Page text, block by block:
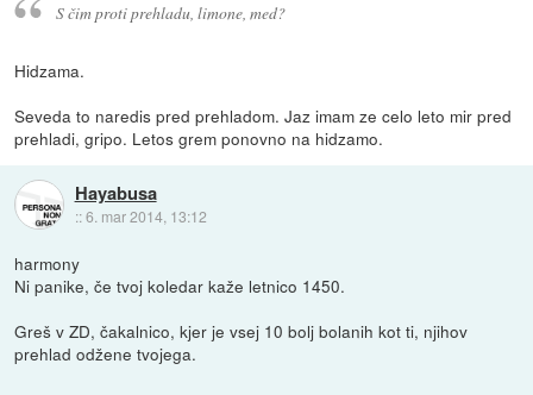
S čim proti prehladu, limone, med?
Hidzama.
Seveda to naredis pred prehladom. Jaz imam ze celo leto mir pred
prehladi, gripo. Letos grem ponovno na hidzamo.
Hayabusa
::6. mar 2014, 13:12
harmony
Ni panike, če tvoj koledar kaže letnico 1450.
Greš v ZD, čakalnico, kjer je vsej 10 bolj bolanih kot ti, njihov
prehlad odžene tvojega.